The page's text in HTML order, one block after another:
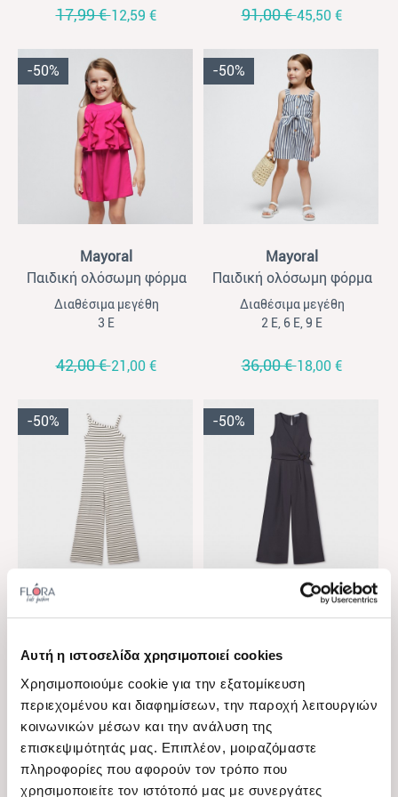
Αυτή η ιστοσελίδα χρησιμοποιεί cookies
Χρησιμοποιούμε cookie για την εξατομίκευση
περιεχομένου και διαφημίσεων, την παροχή λειτουργιών
κοινωνικών μέσων και την ανάλυση της
επισκεψιμότητάς μας. Επιπλέον, μοιραζόμαστε
πληροφορίες που αφορούν τον τρόπο που
χρησιμοποιείτε τον ιστότοπό μας με συνεργάτες
17,99 €12,59 € 91,00 €45,50 €
-50%
Mayoral
Παιδική ολόσωμη φόρμα
για κορίτσια Mayoral με
βολάν φούξ
Διαθέσιμα μεγέθη
3 Ε
42,00 €21,00 €
-50%
Mayoral
Παιδική ολόσωμη φόρμα
για κορίτσια Mayoral μπλε
ριγέ
Διαθέσιμα μεγέθη
2 Ε, 6 Ε, 9 Ε
36,00 €18,00 €
-50%
View
για κορίτσια Mayoral
Διαθέσιμα μεγέθη
38,00 €
-50%
για κορίτσια Mayoral
Διαθέσιμα μεγέθη
46,00 €23,00 €
-50% -50%